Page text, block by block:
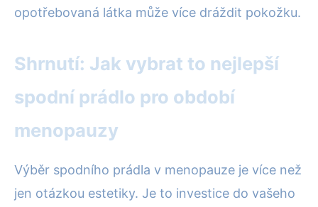
opotřebovaná látka může více dráždit pokožku.
Shrnutí: Jak vybrat to nejlepší
spodní prádlo pro období
menopauzy
Výběr spodního prádla v menopauze je více než
jen otázkou estetiky. Je to investice do vašeho